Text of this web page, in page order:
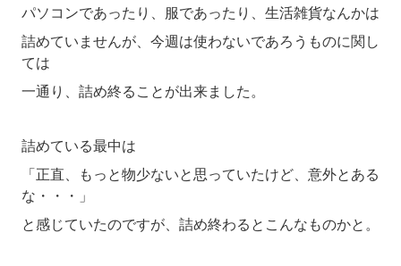
パソコンであったり、服であったり、生活雑貨なんかは
詰めていませんが、今週は使わないであろうものに関し
ては
一通り、詰め終ることが出来ました。
詰めている最中は
「正直、もっと物少ないと思っていたけど、意外とある
な・・・」
と感じていたのですが、詰め終わるとこんなものかと。